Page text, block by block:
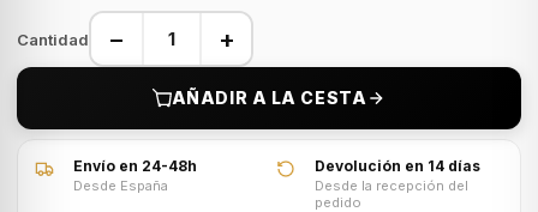
Cantidad − +
AÑADIR A LA CESTA
Envío en 24-48h
Desde España
Devolución en 14 días
Desde la recepción del
pedido